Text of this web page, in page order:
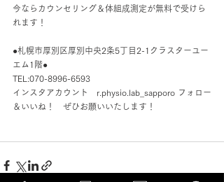
今ならカウンセリング＆体組成測定が無料で受けら
れます！
●札幌市厚別区厚別中央2条5丁目2-1クラスターユー
エム1階●
TEL:070-8996-6593
インスタアカウント　r.physio.lab_sapporo フォロー
＆いいね！　ぜひお願いいたします！